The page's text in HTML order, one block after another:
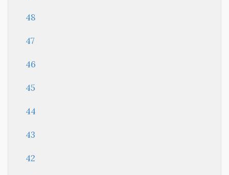
48
47
46
45
44
43
42